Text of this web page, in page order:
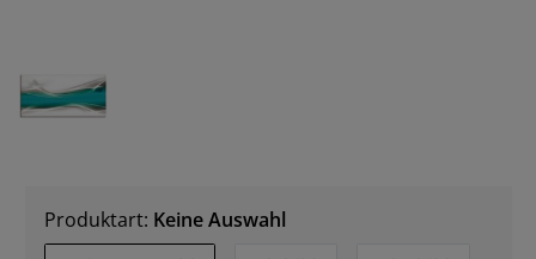
Produktart: Keine Auswahl